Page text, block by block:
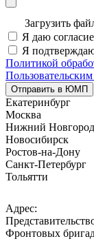
Загрузить
Я даю
Я
Политикой
Отправить в ЮМП
Екатеринбург
Москва
Нижний Новгород
Новосибирск
Ростов-на-Дону
Санкт-Петербург
Тольятти
Адрес:
Фронтовых